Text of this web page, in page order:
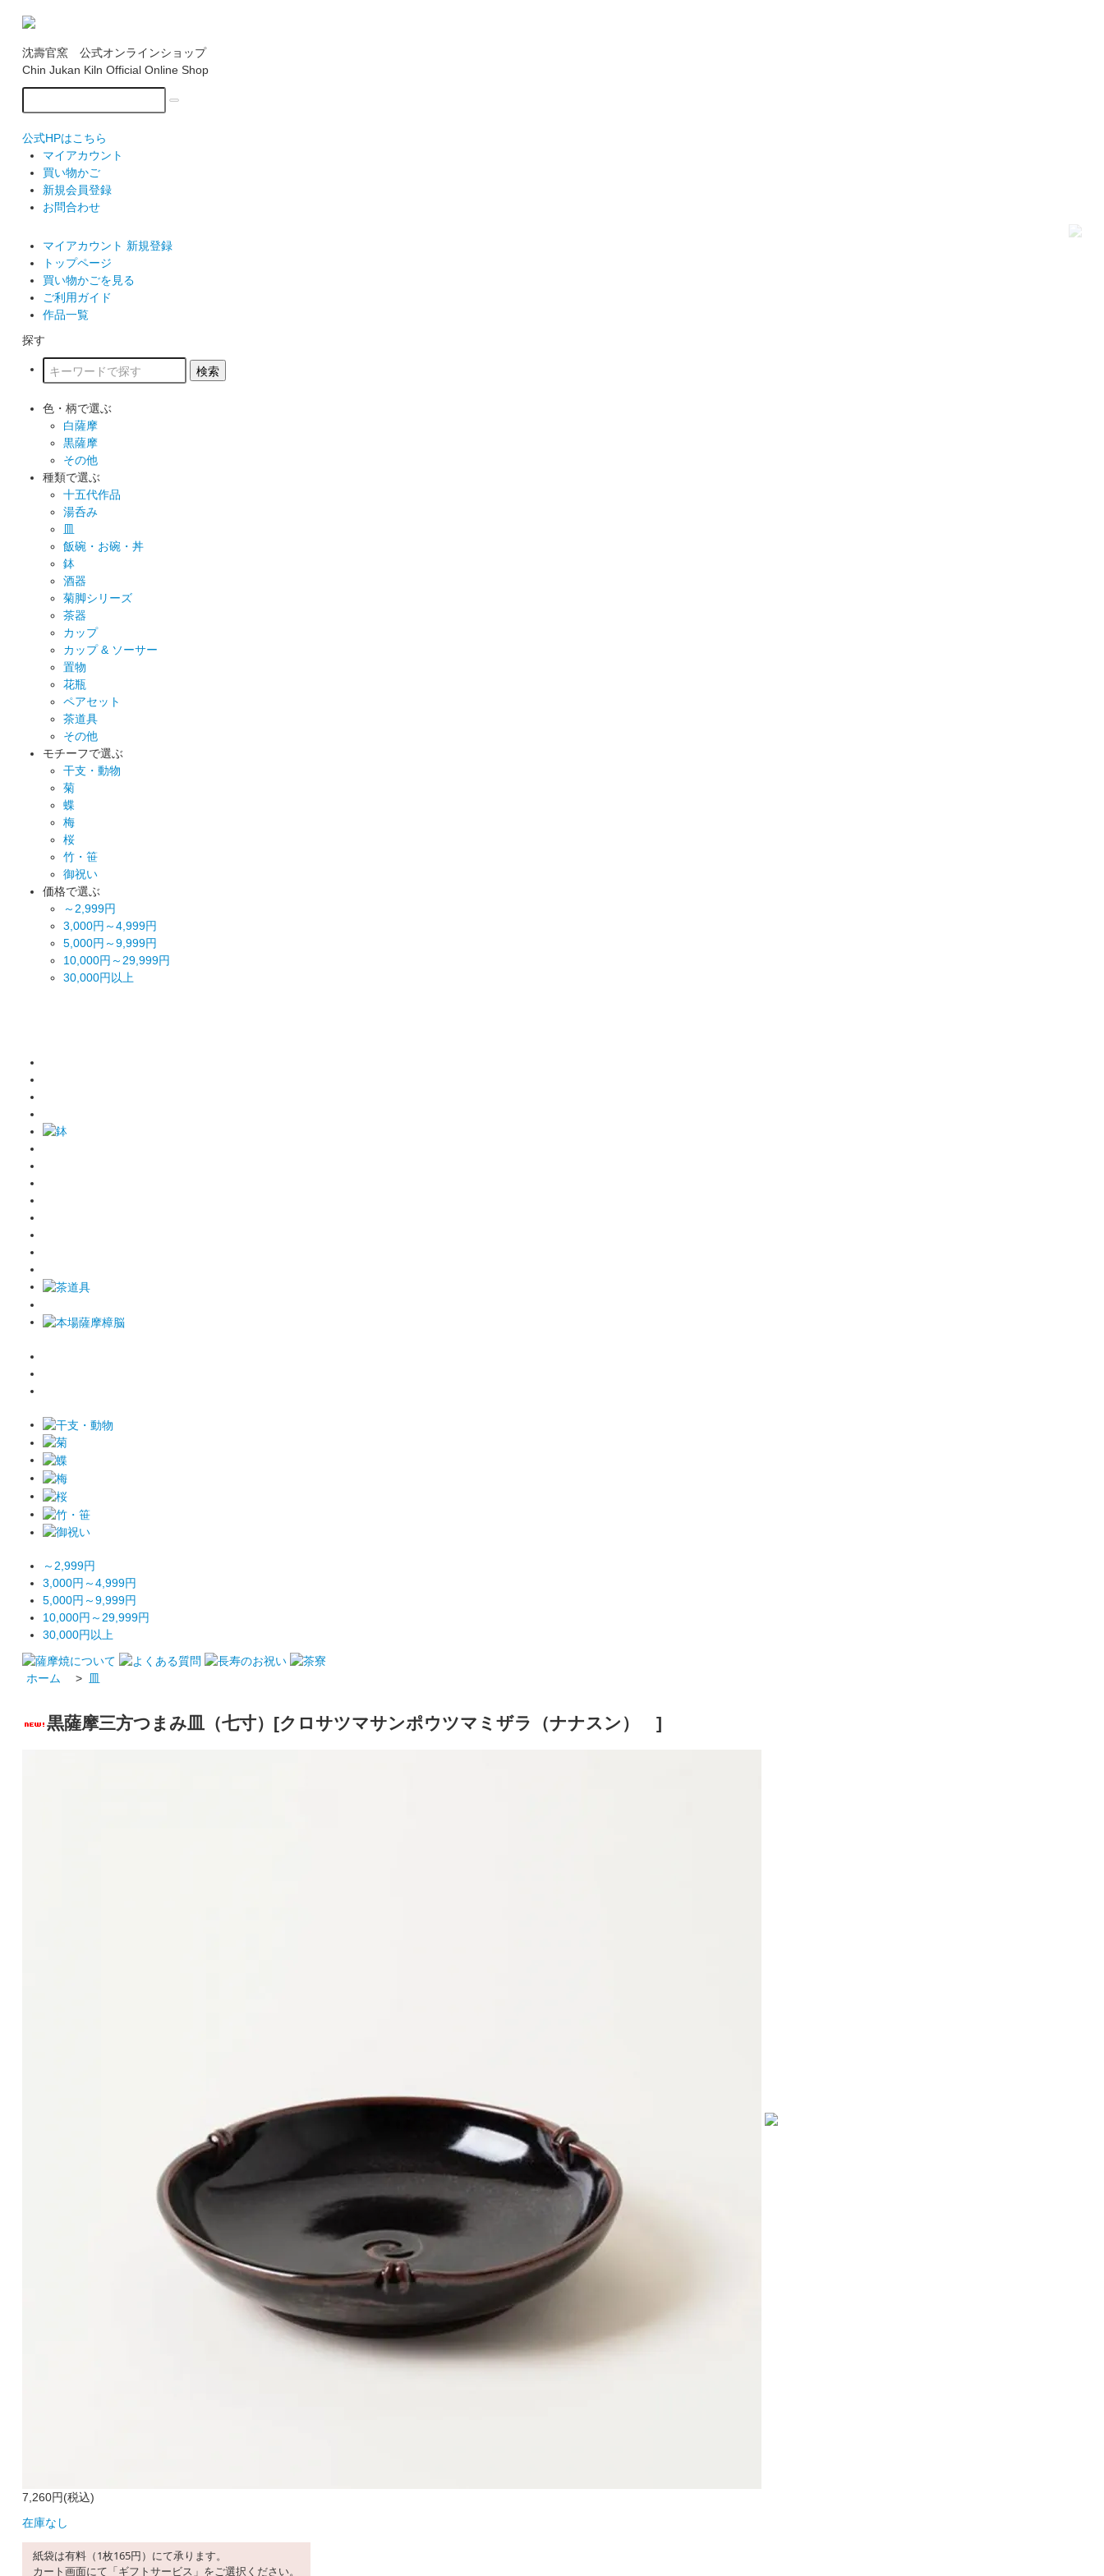
沈壽官窯 公式オンラインショップ
Chin Jukan Kiln Official Online Shop
公式HPはこちら
マイアカウント
買い物かご
新規会員登録
お問合わせ
マイアカウント 新規登録
トップページ
買い物かごを見る
ご利用ガイド
作品一覧
探す
色・柄で選ぶ
白薩摩
黒薩摩
その他
種類で選ぶ
十五代作品
湯呑み
皿
飯碗・お碗・丼
鉢
酒器
菊脚シリーズ
茶器
カップ
カップ & ソーサー
置物
花瓶
ペアセット
茶道具
その他
モチーフで選ぶ
干支・動物
菊
蝶
梅
桜
竹・笹
御祝い
価格で選ぶ
～2,999円
3,000円～4,999円
5,000円～9,999円
10,000円～29,999円
30,000円以上
～2,999円
3,000円～4,999円
5,000円～9,999円
10,000円～29,999円
30,000円以上
ホーム > 皿
黒薩摩三方つまみ皿（七寸）[クロサツマサンポウツマミザラ（ナナスン） ]
7,260円(税込)
在庫なし
紙袋は有料（1枚165円）にて承ります。
カート画面にて「ギフトサービス」をご選択ください。